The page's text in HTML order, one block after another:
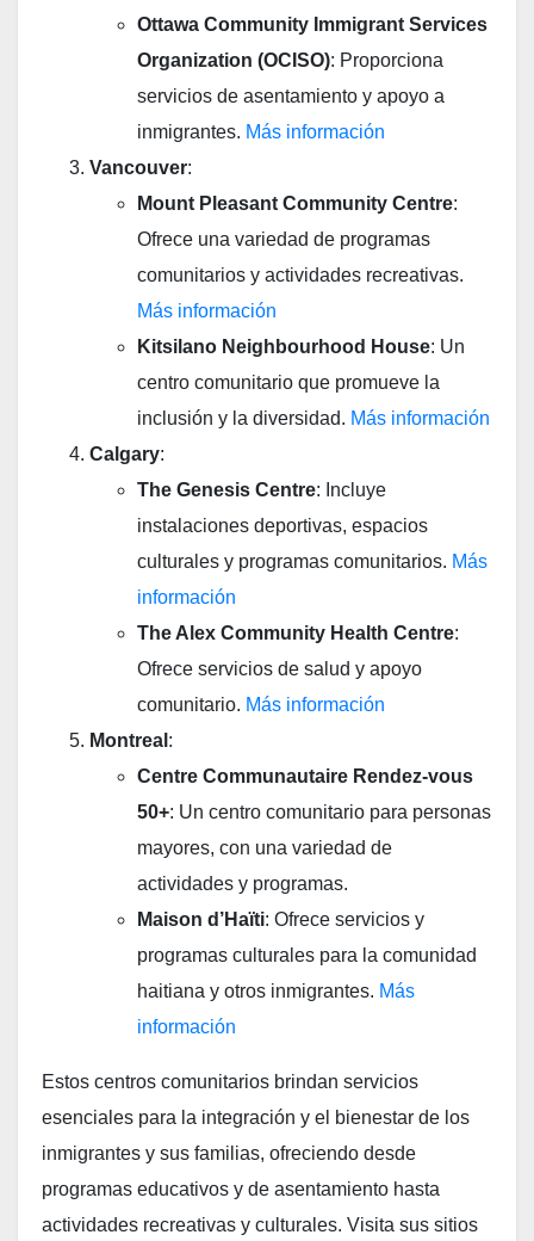
Ottawa Community Immigrant Services
Organization (OCISO): Proporciona
servicios de asentamiento y apoyo a
inmigrantes. Más información
Vancouver:
Mount Pleasant Community Centre:
Ofrece una variedad de programas
comunitarios y actividades recreativas.
Más información
Kitsilano Neighbourhood House: Un
centro comunitario que promueve la
inclusión y la diversidad. Más información
Calgary:
The Genesis Centre: Incluye
instalaciones deportivas, espacios
culturales y programas comunitarios. Más
información
The Alex Community Health Centre:
Ofrece servicios de salud y apoyo
comunitario. Más información
Montreal :
Centre Communautaire Rendez-vous
50+: Un centro comunitario para personas
mayores, con una variedad de
actividades y programas.
Maison d’Haïti: Ofrece servicios y
programas culturales para la comunidad
haitiana y otros inmigrantes. Más
información
Estos centros comunitarios brindan servicios
esenciales para la integración y el bienestar de los
inmigrantes y sus familias, ofreciendo desde
programas educativos y de asentamiento hasta
actividades recreativas y culturales. Visita sus sitios